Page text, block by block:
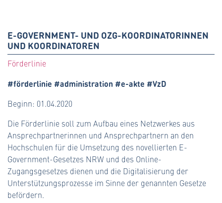
E-GOVERNMENT- UND OZG-KOORDINATORINNEN
UND KOORDINATOREN
Förderlinie
#förderlinie #administration #e-akte #VzD
Beginn: 01.04.2020
Die Förderlinie soll zum Aufbau eines Netzwerkes aus
Ansprechpartnerinnen und Ansprechpartnern an den
Hochschulen für die Umsetzung des novellierten E-
Government-Gesetzes NRW und des Online-
Zugangsgesetzes dienen und die Digitalisierung der
Unterstützungsprozesse im Sinne der genannten Gesetze
befördern.